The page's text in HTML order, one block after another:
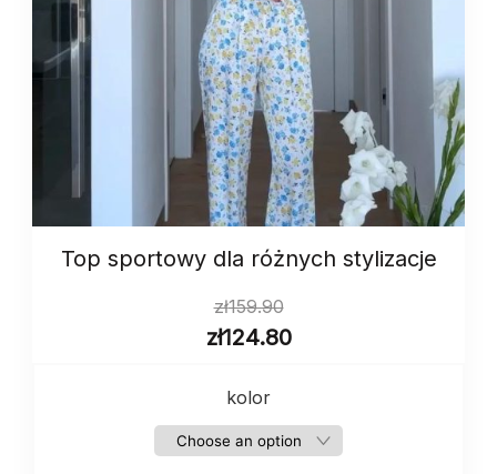
Top sportowy dla różnych stylizacje
zł159.90
zł124.80
kolor